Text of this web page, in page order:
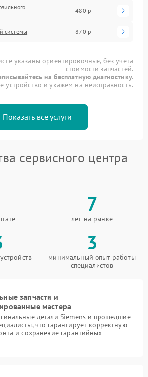
480 р
системы 870 р
указаны ориентировочные, без учета
стоимости запчастей.
на бесплатную диагностику.
и укажем на неисправность.
Показать все услуги
сервисного центра
7
лет на рынке
3
минимальный опыт работы
специалистов
запчасти и
мастера
детали Siemens и прошедшие
что гарантирует корректную
и сохранение гарантийных